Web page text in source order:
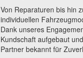
Von Reparaturen bis hin
individuellen
Dank unseres
Kundschaft aufgebaut
Partner bekannt für